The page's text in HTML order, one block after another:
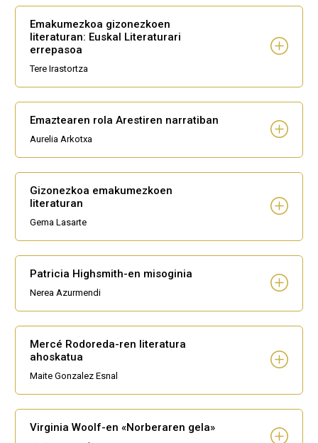
Emakumezkoa gizonezkoen
literaturan: Euskal Literaturari
errepasoa
Tere Irastortza
Emaztearen rola Arestiren narratiban
Aurelia Arkotxa
Gizonezkoa emakumezkoen
literaturan
Gema Lasarte
Patricia Highsmith-en misoginia
Nerea Azurmendi
Mercé Rodoreda-ren literatura
ahoskatua
Maite Gonzalez Esnal
Virginia Woolf-en «Norberaren gela»